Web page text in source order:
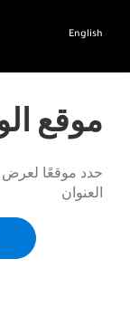
English
موقع
حدد موقعًا لعرض
العنوان